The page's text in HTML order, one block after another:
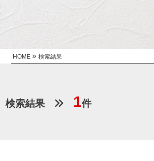
HOME »検索結果
検索結果 1件